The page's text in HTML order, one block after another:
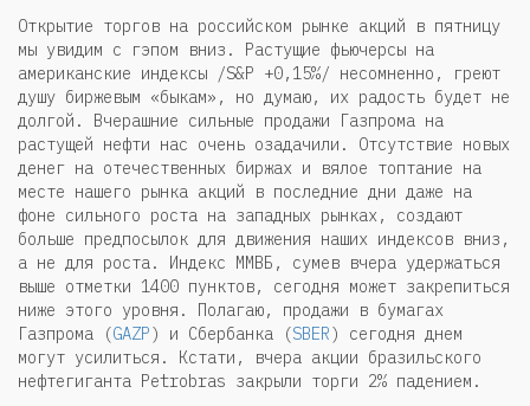
Открытие торгов на российском рынке акций в пятницу
мы увидим с гэпом вниз. Растущие фьючерсы на
американские индексы /S&P +0,15%/ несомненно, греют
душу биржевым «быкам», но думаю, их радость будет не
долгой. Вчерашние сильные продажи Газпрома на
растущей нефти нас очень озадачили. Отсутствие новых
денег на отечественных биржах и вялое топтание на
месте нашего рынка акций в последние дни даже на
фоне сильного роста на западных рынках, создают
больше предпосылок для движения наших индексов вниз,
а не для роста. Индекс ММВБ, сумев вчера удержаться
выше отметки 1400 пунктов, сегодня может закрепиться
ниже этого уровня. Полагаю, продажи в бумагах
Газпрома (GAZP) и Сбербанка (SBER) сегодня днем
могут усилиться. Кстати, вчера акции бразильского
нефтегиганта Petrobras закрыли торги 2% падением.